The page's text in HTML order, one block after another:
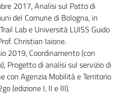
2017, Analisi sul Patto di
del Comune di Bologna, in
Lab e Università LUISS Guido
Christian Iaione.
2019, Coordinamento (con
Progetto di analisi sul servizio di
con Agenzia Mobilità e Territorio
(edizione I, II e III).